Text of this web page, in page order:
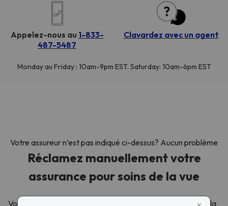
Appelez-nous au 1-833-
487-5487
Clavardez avec un agent
Monday au Friday : 10am-9pm EST. Saturday: 10am-6pm EST
Votre assureur n’est pas indiqué ci-dessus? Aucun problème
Réclamez manuellement votre
assurance pour soins de la vue
Votre régime d’assurance peut couvrir les frais de soins de la